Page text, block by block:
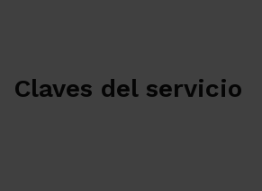
Claves del servicio